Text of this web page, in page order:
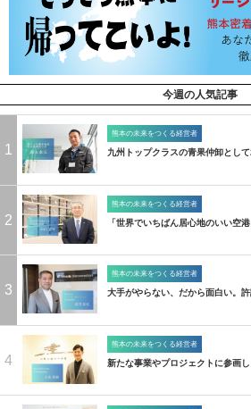
今週の人気記事
1
熊本の未来をつくる経営者
九州トップクラスの青果仲卸とし
2
熊本の未来をつくる経営者
「世界でいちばん居心地のいい空
3
熊本の未来をつくる経営者
大手がやらない、だから面白い。
4
熊本の未来をつくる経営者
新たな事業やプロジェクトに参画